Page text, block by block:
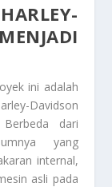
ini adalah
Davidson
dari
yang
internal,
asli pada